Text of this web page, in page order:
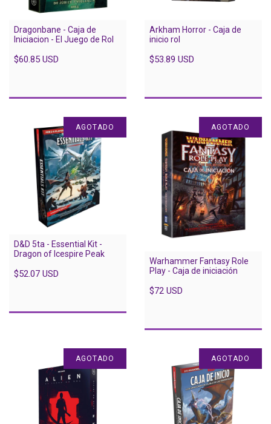
Dragonbane - Caja de
Iniciacion - El Juego de Rol
$60.85 USD
Arkham Horror - Caja de
inicio rol
$53.89 USD
AGOTADO
D&D 5ta - Essential Kit -
Dragon of Icespire Peak
$52.07 USD
AGOTADO
Warhammer Fantasy Role
Play - Caja de iniciación
$72 USD
AGOTADO AGOTADO